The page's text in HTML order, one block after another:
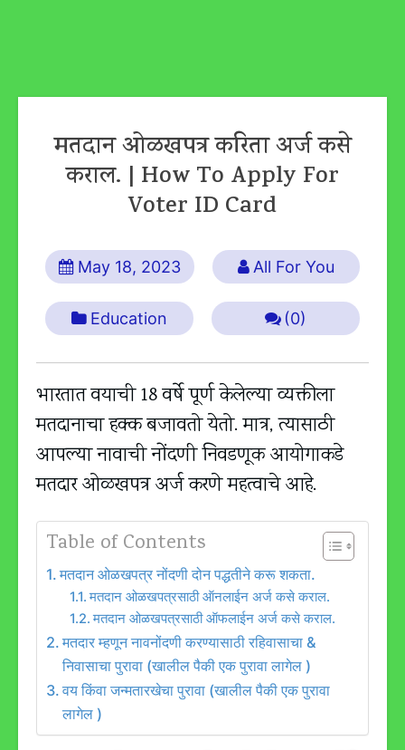
मतदान ओळखपत्र करिता अर्ज कसे
कराल. | How To Apply For
Voter ID Card
May 18, 2023 All For You
Education (0)
भारतात वयाची 18 वर्षे पूर्ण केलेल्या व्यक्तीला
मतदानाचा हक्क बजावतो येतो. मात्र, त्यासाठी
आपल्या नावाची नोंदणी निवडणूक आयोगाकडे
मतदार ओळखपत्र अर्ज करणे महत्वाचे आहे.
Table of Contents
मतदान ओळखपत्र नोंदणी दोन पद्धतीने करू शकता.
मतदान ओळखपत्रसाठी ऑनलाईन अर्ज कसे कराल.
मतदान ओळखपत्रसाठी ऑफलाईन अर्ज कसे कराल.
मतदार म्हणून नावनोंदणी करण्यासाठी रहिवासाचा &
निवासाचा पुरावा (खालील पैकी एक पुरावा लागेल )
वय किंवा जन्मतारखेचा पुरावा (खालील पैकी एक पुरावा
लागेल )